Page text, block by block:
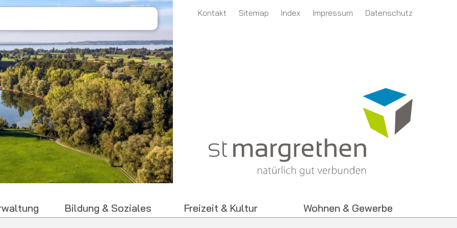
Metanavigation
Kontakt Sitemap Index Impressum Datenschutz
Bildung & Soziales Freizeit & Kultur Wohnen & Gewerbe